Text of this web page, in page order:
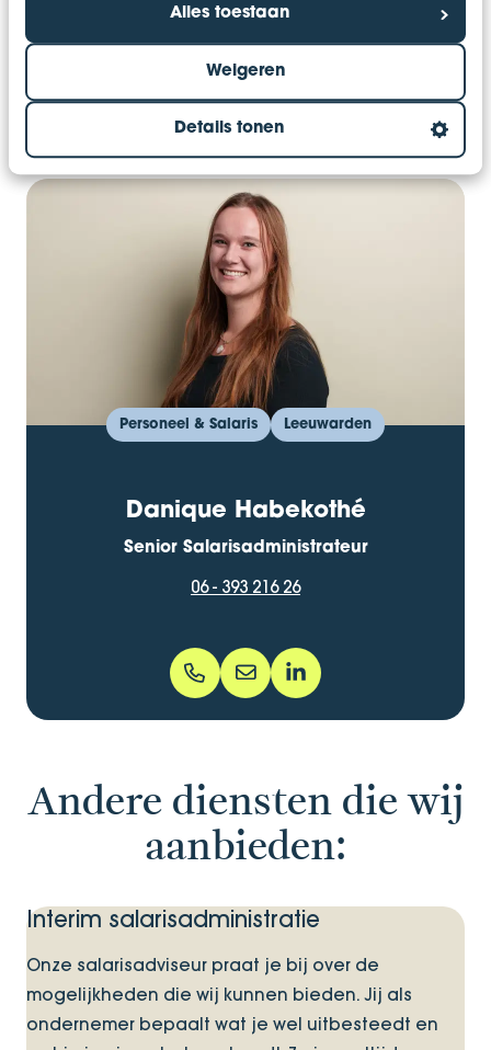
Alles toestaan
Weigeren
Details tonen
06 - 176 721 15 sybrich-schoenmakers-
Personeel & Salaris Leeuwarden
Danique Habekothé
Senior Salarisadministrateur
06 - 393 216 26
06 - 393 216 26danique-
Andere diensten die wij
aanbieden:
Interim salarisadministratie
Onze salarisadviseur praat je bij over de
mogelijkheden die wij kunnen bieden. Jij als
ondernemer bepaalt wat je wel uitbesteedt en